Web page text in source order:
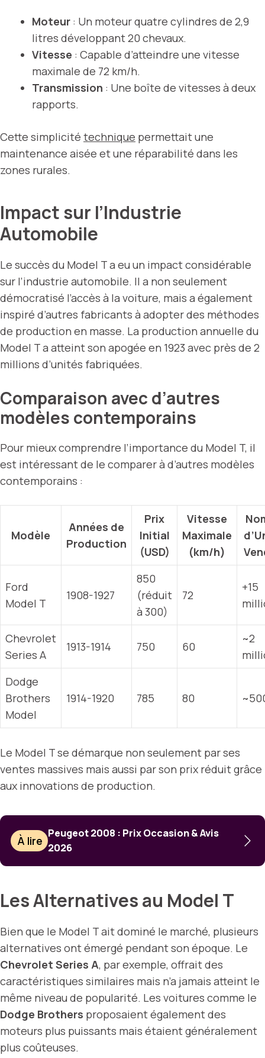
Moteur : Un moteur quatre cylindres de 2,9
litres développant 20 chevaux.
Vitesse : Capable d’atteindre une vitesse
maximale de 72 km/h.
Transmission : Une boîte de vitesses à deux
rapports.
Cette simplicité technique permettait une
maintenance aisée et une réparabilité dans les
zones rurales.
Impact sur l’Industrie
Automobile
Le succès du Model T a eu un impact considérable
sur l’industrie automobile. Il a non seulement
démocratisé l’accès à la voiture, mais a également
inspiré d’autres fabricants à adopter des méthodes
de production en masse. La production annuelle du
Model T a atteint son apogée en 1923 avec près de 2
millions d’unités fabriquées.
Comparaison avec d’autres
modèles contemporains
Pour mieux comprendre l’importance du Model T, il
est intéressant de le comparer à d’autres modèles
contemporains :
Modèle
Années de
Production
Prix
Initial
(USD)
Vitesse
Maximale
(km/h)
Ford
Model T
1908-1927
850
(réduit
à 300)
72
+15
Chevrolet
Series A
1913-1914 750 60
~2
Dodge
Brothers
Model
1914-1920 785 80
Le Model T se démarque non seulement par ses
ventes massives mais aussi par son prix réduit grâce
aux innovations de production.
À lire
Peugeot 2008 : Prix Occasion & Avis
2026
Les Alternatives au Model T
Bien que le Model T ait dominé le marché, plusieurs
alternatives ont émergé pendant son époque. Le
Chevrolet Series A, par exemple, offrait des
caractéristiques similaires mais n’a jamais atteint le
même niveau de popularité. Les voitures comme le
Dodge Brothers proposaient également des
moteurs plus puissants mais étaient généralement
plus coûteuses.